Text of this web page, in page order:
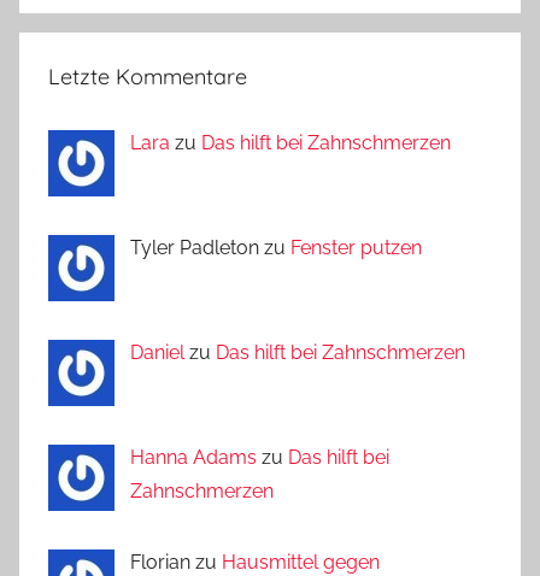
Letzte Kommentare
Lara zu Das hilft bei Zahnschmerzen
Tyler Padleton zu Fenster putzen
Danielzu Das hilft bei Zahnschmerzen
Hanna Adams zu Das hilft bei
Zahnschmerzen
Florian zu Hausmittel gegen